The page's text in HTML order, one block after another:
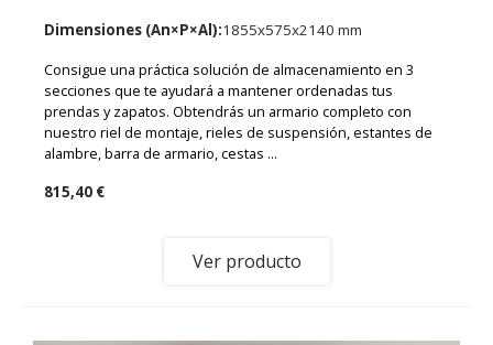
Dimensiones (An×P×Al):1855x575x2140 mm
Consigue una práctica solución de almacenamiento en 3
secciones que te ayudará a mantener ordenadas tus
prendas y zapatos. Obtendrás un armario completo con
nuestro riel de montaje, rieles de suspensión, estantes de
alambre, barra de armario, cestas ...
815,40 €
Ver producto